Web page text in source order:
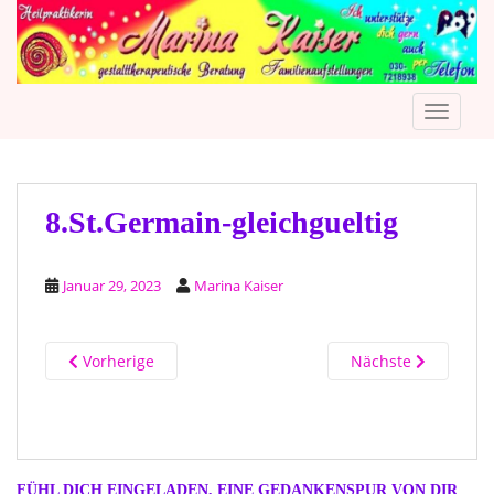
8.St.Germain-gleichgueltig
Januar 29, 2023 Marina Kaiser
Vorherige Nächste
FÜHL DICH EINGELADEN, EINE GEDANKENSPUR VON DIR